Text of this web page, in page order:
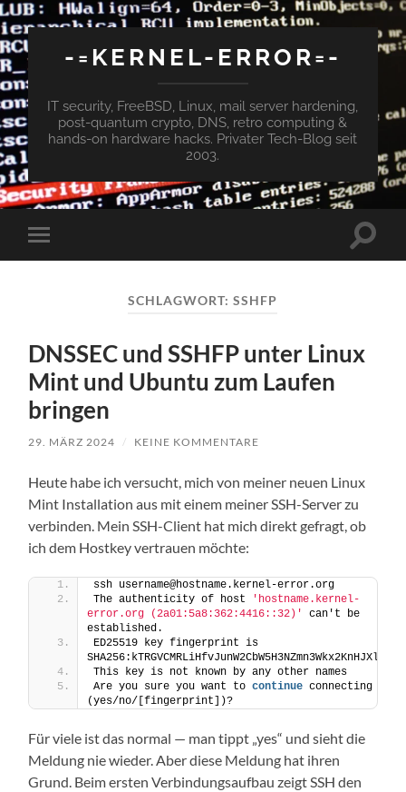
-=KERNEL-ERROR=-
IT security, FreeBSD, Linux, mail server hardening,
post-quantum crypto, DNS, retro computing &
hands-on hardware hacks. Privater Tech-Blog seit
2003.
Mobile-
Menü
SCHLAGWORT:SSHFP
DNSSEC und SSHFP unter Linux
Mint und Ubuntu zum Laufen
bringen
29. MÄRZ 2024 / KEINE KOMMENTARE
Heute habe ich versucht, mich von meiner neuen Linux
Mint Installation aus mit einem meiner SSH-Server zu
verbinden. Mein SSH-Client hat mich direkt gefragt, ob
ich dem Hostkey vertrauen möchte:
ssh username@hostname.kernel-error.org
The authenticity of host
'hostname.kernel-
error.org (2a01:5a8:362:4416::32)'
can't be
established.
ED25519 key fingerprint is
This key is not known by any other names
Are you sure you want to continue connecting
(yes/no/[fingerprint])?
Für viele ist das normal — man tippt „yes“ und sieht die
Meldung nie wieder. Aber diese Meldung hat ihren
Grund. Beim ersten Verbindungsaufbau zeigt SSH den